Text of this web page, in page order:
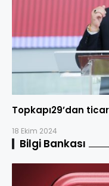
Topkapı29’dan
18 Ekim 2024
Bilgi Bankası